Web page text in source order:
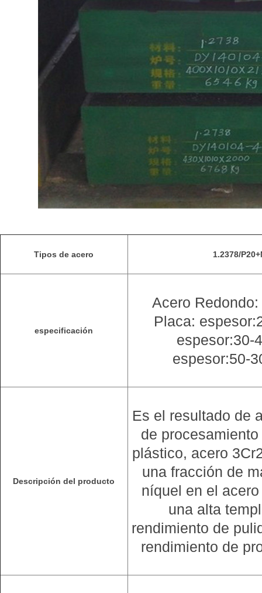
Tipos de acero 1.2378/
especificación
Acero
Placa:
espesor:50-
Descripción del producto
Es el resultado de
de
plástico, acero
una fracción de
níquel en el
una alta
rendimiento de
rendimiento de